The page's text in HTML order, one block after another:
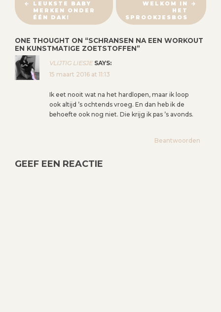
R
C
H
T
N
I
LEUKSTE BABY
MERKEN ONDER
ÉÉN DAK!
WELKOM IN
HET
SPROOKJESBOS
ONE THOUGHT ON “SCHRANSEN NA EEN WORKOUT
EN KUNSTMATIGE ZOETSTOFFEN”
VLIJTIG LIESJE SAYS:
15 maart 2016 at 11:13
Ik eet nooit wat na het hardlopen, maar ik loop
ook altijd ’s ochtends vroeg. En dan heb ik de
behoefte ook nog niet. Die krijg ik pas ’s avonds.
Beantwoorden
GEEF EEN REACTIE